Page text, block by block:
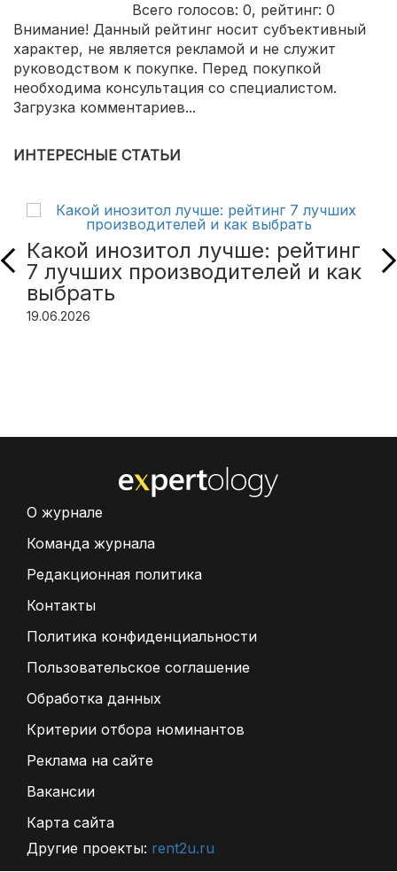
Всего голосов: 0, рейтинг: 0
Внимание! Данный рейтинг носит субъективный
характер, не является рекламой и не служит
руководством к покупке. Перед покупкой
необходима консультация со специалистом.
Загрузка комментариев...
ИНТЕРЕСНЫЕ СТАТЬИ
Какой инозитол лучше: рейтинг
7 лучших производителей и как
выбрать
19.06.2026
О журнале
Команда журнала
Редакционная политика
Контакты
Политика конфиденциальности
Пользовательское соглашение
Обработка данных
Критерии отбора номинантов
Реклама на сайте
Вакансии
Карта сайта
Другие проекты: rent2u.ru